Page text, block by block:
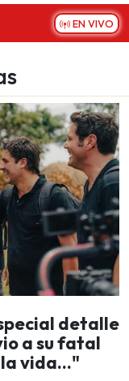
EN VIVO
detalle
a su fatal
vida..."